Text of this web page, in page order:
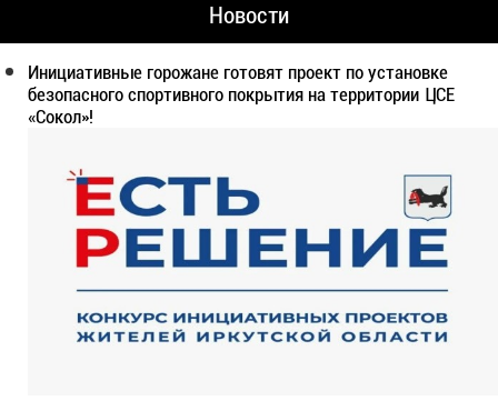
Новости
Инициативные горожане готовят проект по установке
безопасного спортивного покрытия на территории ЦСЕ
«Сокол»!